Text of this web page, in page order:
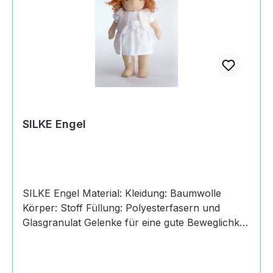
Natürlichkeit. Einen harmonischen neutralen
Gesichtsausdruck kann ein Kind im Spiel für sich
interpretieren. Mit ihrer kindlichen und warmen
Ausstrahlung wird die SILKE Gelenkpuppe eine
liebenswerte Spielgefährtin. Produktdaten und
Details zu SILKE Rotkäppchen:Lieferumfang1x
RotkäppchenHerkunftHandmade in Germany
SILKE Engel
SILKE Engel Material: Kleidung: Baumwolle
Körper: Stoff Füllung: Polyesterfasern und
Glasgranulat Gelenke für eine gute Beweglichkeit